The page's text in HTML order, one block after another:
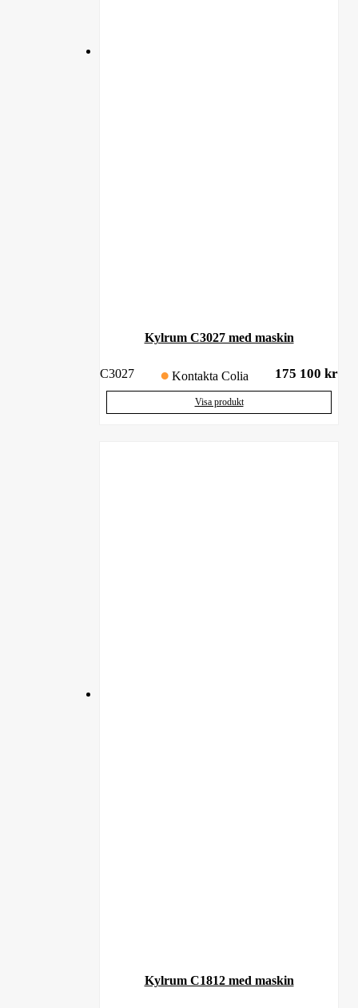
Kylrum C3027 med maskin
C3027 Kontakta Colia 175 100 kr
Visa produkt
Kylrum C1812 med maskin